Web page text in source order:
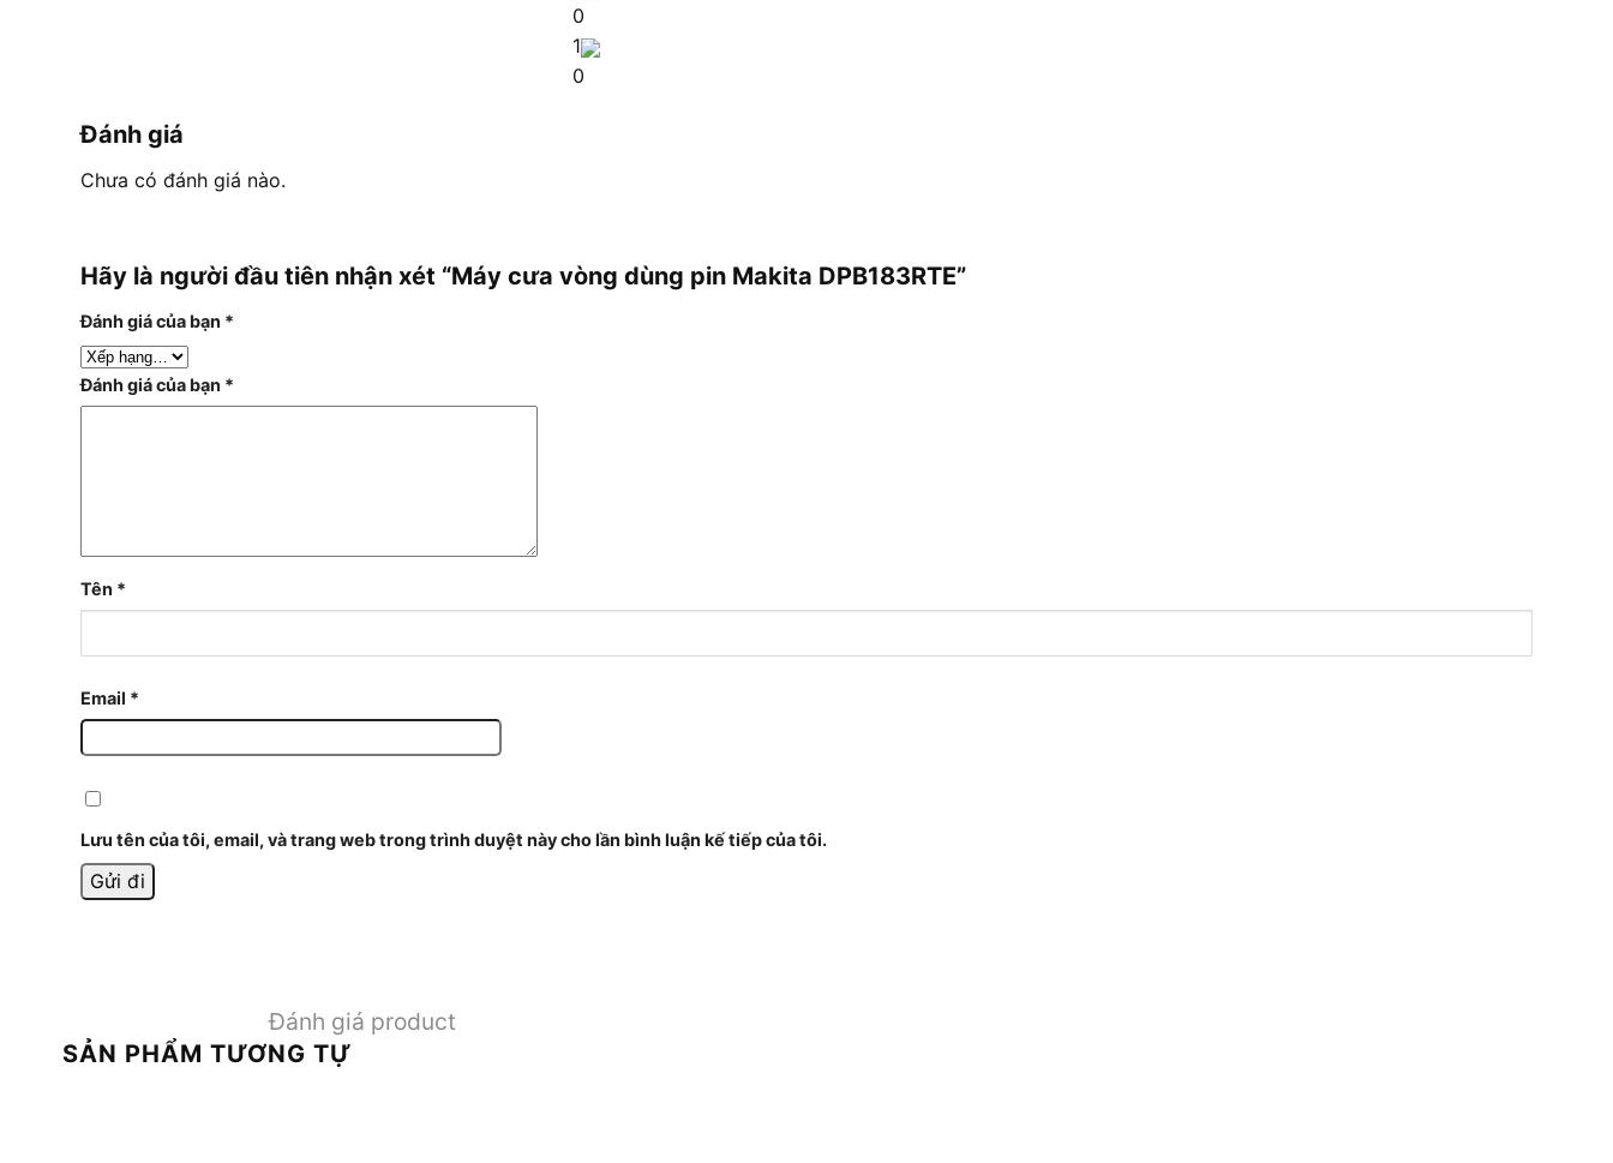
0
1
0
Đánh giá
Chưa có đánh giá nào.
Hãy là người đầu tiên nhận xét “Máy cưa vòng dùng pin Makita DPB183RTE”
Đánh giá của bạn *
Đánh giá của bạn *
Tên *
Email *
Lưu tên của tôi, email, và trang web trong trình duyệt này cho lần bình luận kế tiếp của tôi.
Đánh giá product
SẢN PHẨM TƯƠNG TỰ